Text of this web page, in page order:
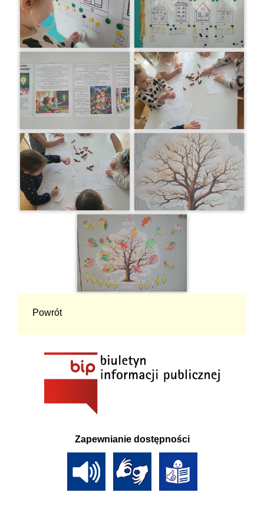
Powrót
Zapewnianie dostępności